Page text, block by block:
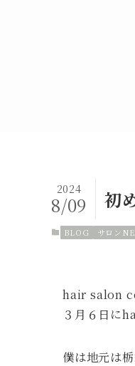
初
2024
8/09
BLOG サロン
hair salon
３月６日に
僕は地元は